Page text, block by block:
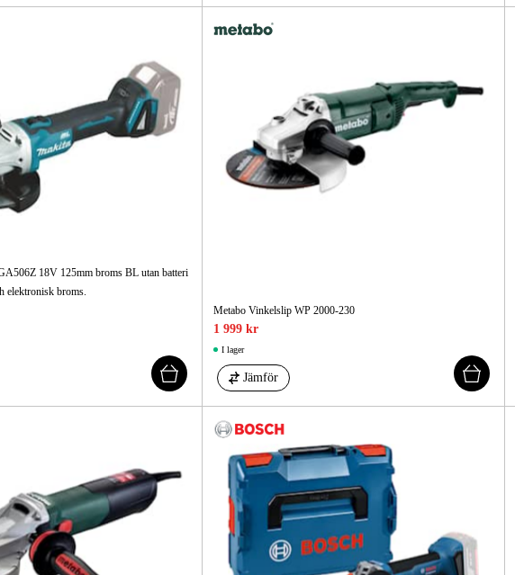
18V 125mm broms BL utan batteri
elektronisk broms.
Metabo Vinkelslip WP 2000-230
1 999 kr
I lager
Jämför